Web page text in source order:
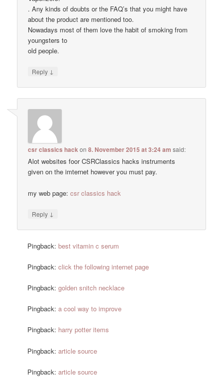
. Any kinds of doubts or the FAQ’s that you might have
about the product are mentioned too.
Nowadays most of them love the habit of smoking from
youngsters to
old people.
Reply ↓
csr classics hackon8. November 2015 at 3:24 am said:
Alot websites foor CSRClassics hacks instruments
given on the imternet however you must pay.
my web page:csr classics hack
Reply ↓
Pingback:best vitamin c serum
Pingback:click the following internet page
Pingback:golden snitch necklace
Pingback:a cool way to improve
Pingback: harry potter items
Pingback:article source
Pingback:article source